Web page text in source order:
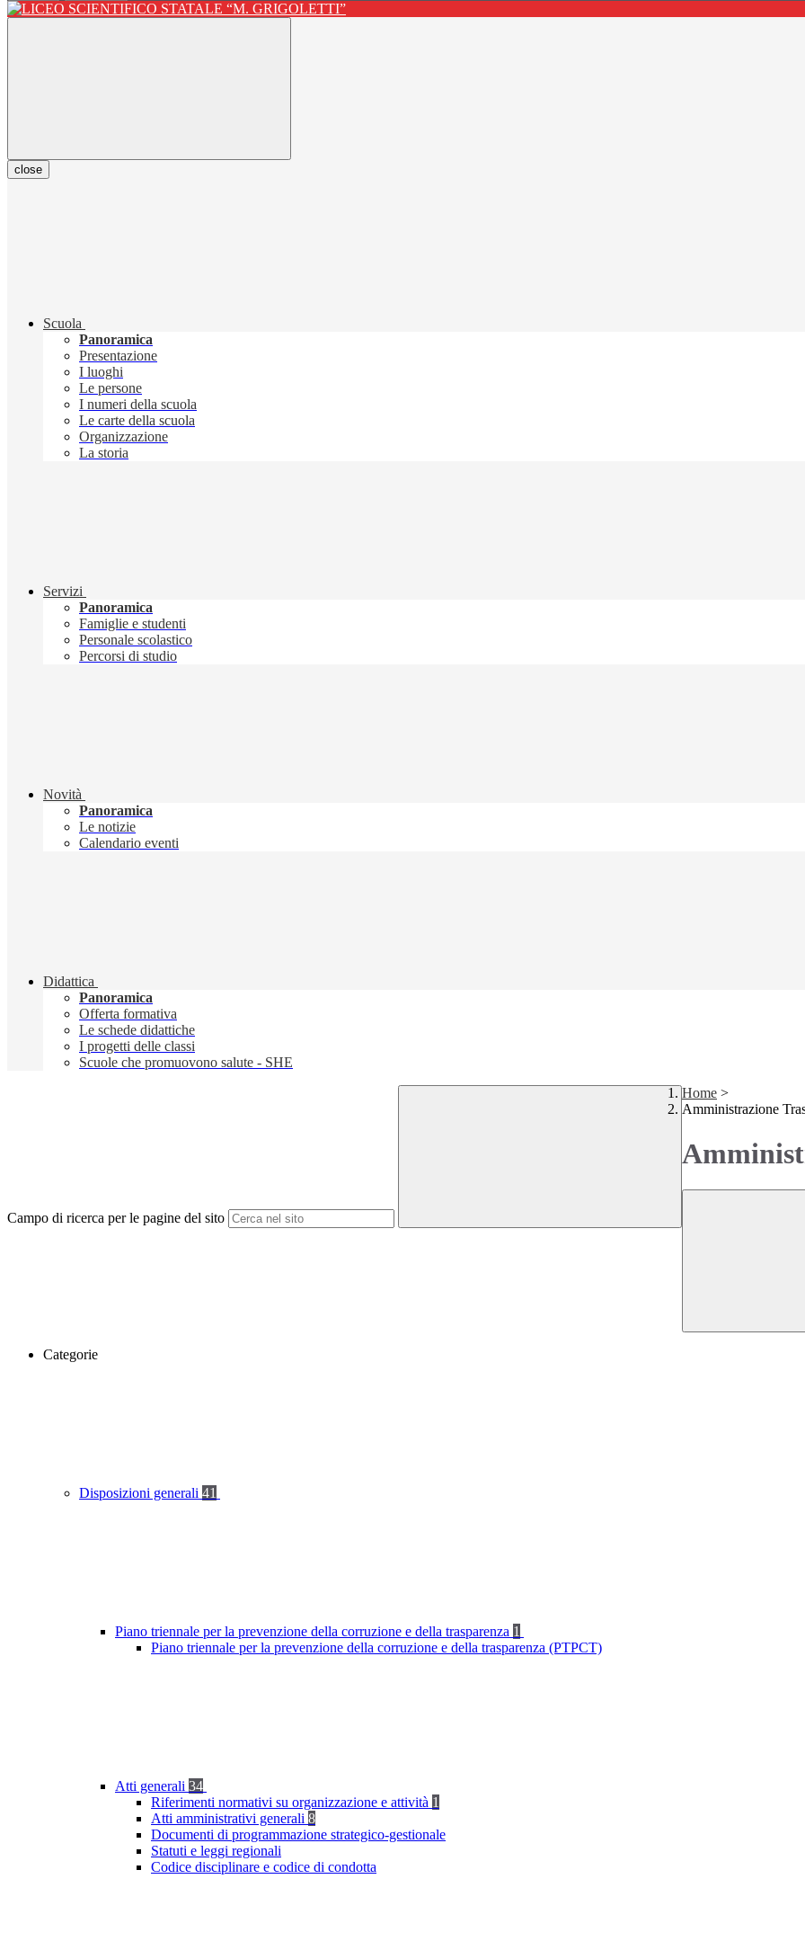
close
Scuola
Panoramica
Presentazione
I luoghi
Le persone
I numeri della scuola
Le carte della scuola
Organizzazione
La storia
Servizi
Panoramica
Famiglie e studenti
Personale scolastico
Percorsi di studio
Novità
Panoramica
Le notizie
Calendario eventi
Didattica
Panoramica
Offerta formativa
Le schede didattiche
I progetti delle classi
Scuole che promuovono salute - SHE
Campo di ricerca per le pagine del sito
Home >
Amministrazione
Categorie
Disposizioni generali 41
Piano triennale per la prevenzione della corruzione e della trasparenza 1
Piano triennale per la prevenzione della corruzione e della trasparenza (PTPCT)
Atti generali 34
Riferimenti normativi su organizzazione e attività 1
Atti amministrativi generali 8
Documenti di programmazione strategico-gestionale
Statuti e leggi regionali
Codice disciplinare e codice di condotta